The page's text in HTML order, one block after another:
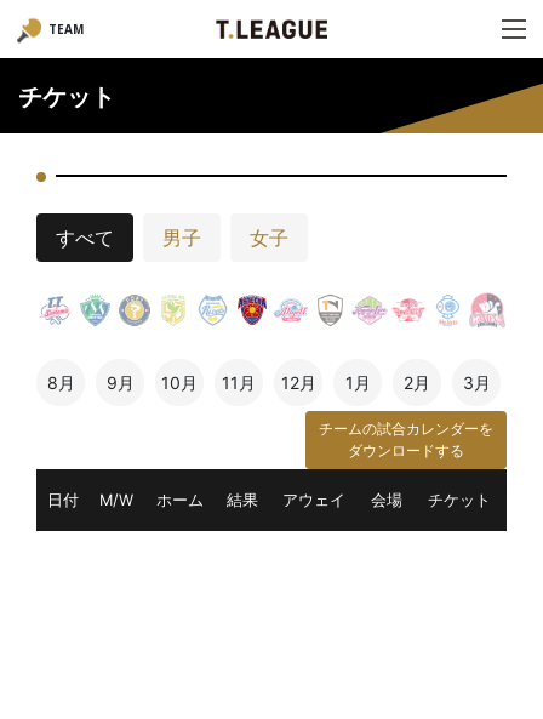
TEAM
チケット
すべて 男子 女子
8月 9月 10月 11月 12月 1月 2月 3月
チームの試合カレンダーを
ダウンロードする
日付 M/W ホーム 結果 アウェイ 会場 チケット